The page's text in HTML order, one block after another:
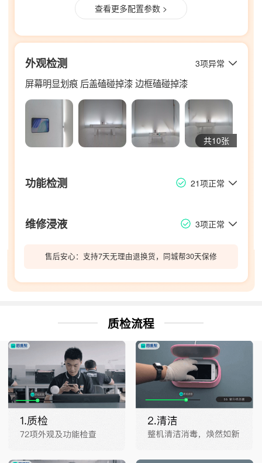
查看更多配置参数 >
外观检测 3项异常
屏幕明显划痕 后盖磕碰掉漆 边框磕碰掉漆
共10张
功能检测 21项正常
维修浸液 3项正常
售后安心：支持7天无理由退换货，同城帮30天保修
质检流程